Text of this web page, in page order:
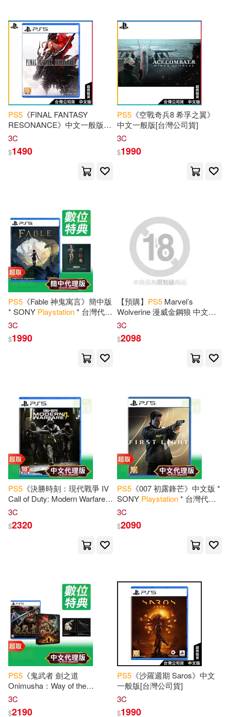
清風工作室(1)
盛秋（編著）(1) 矢導正雄(1)
蔣建瓊，劉芸華，楊浩宇（主編）
(1)
許東平(1) 郭宏若(1)
PS5 《FINAL FANTASY
RESONANCE》中文一般版
[台灣公司貨]
3C
$1490
PS5 《空戰奇兵8 希孚之翼》
中文一般版[台灣公司貨]
3C
$1990
PS5 《Fable 神鬼寓言》簡中版
* SONY Playstation* 台灣代理
版
3C
$1990
【預購】 PS5 Marvel’s
Wolverine 漫威金鋼狼 中文版
台灣公司貨 2026/09/15 上市
3C
$2098
PS5 《決勝時刻：現代戰爭 IV
Call of Duty: Modern Warfare
4》中文版 * SONY
3C
$2320
PS5 《007 初露鋒芒》中文版 *
SONY Playstation* 台灣代理
版
3C
$2090
PS5 《鬼武者 劍之道
Onimusha：Way of the
Sword》中文鐵盒版 * SONY
3C
$2190
PS5 《沙羅週期 Saros》中文
一般版[台灣公司貨]
3C
$1990